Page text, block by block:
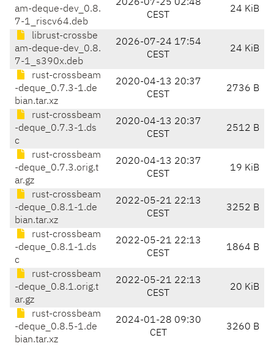
am-deque-dev_0.8.
7-1_riscv64.deb
2026-07-25 02:48
CEST
24 KiB
librust-crossbe
am-deque-dev_0.8.
7-1_s390x.deb
2026-07-24 17:54
CEST
24 KiB
rust-crossbeam
-deque_0.7.3-1.de
bian.tar.xz
2020-04-13 20:37
CEST
2736 B
rust-crossbeam
-deque_0.7.3-1.ds
c
2020-04-13 20:37
CEST
2512 B
rust-crossbeam
-deque_0.7.3.orig.t
ar.gz
2020-04-13 20:37
CEST
19 KiB
rust-crossbeam
-deque_0.8.1-1.de
bian.tar.xz
2022-05-21 22:13
CEST
3252 B
rust-crossbeam
-deque_0.8.1-1.ds
c
2022-05-21 22:13
CEST
1864 B
rust-crossbeam
-deque_0.8.1.orig.t
ar.gz
2022-05-21 22:13
CEST
20 KiB
rust-crossbeam
-deque_0.8.5-1.de
bian.tar.xz
2024-01-28 09:30
CET
3260 B